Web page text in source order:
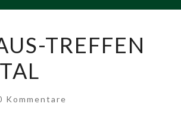
TREFFEN
Kommentare